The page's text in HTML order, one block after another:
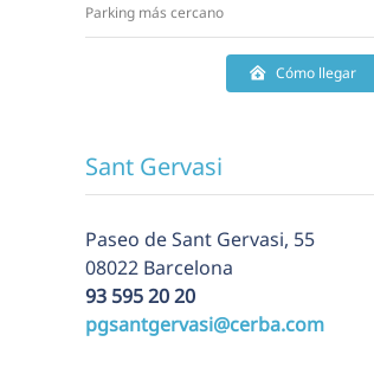
Parking más cercano
Cómo llegar
Sant Gervasi
Paseo de Sant Gervasi, 55
08022 Barcelona
93 595 20 20
pgsantgervasi@cerba.com